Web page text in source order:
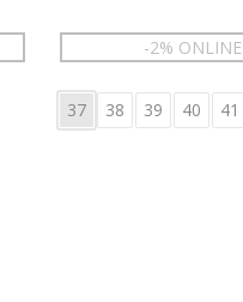
-2% ONLINE
37 38 39 40 41